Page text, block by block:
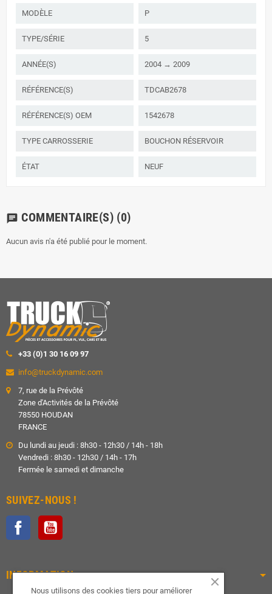
MODÈLE P
TYPE/SÉRIE 5
ANNÉE(S) 2004 → 2009
RÉFÉRENCE(S) TDCAB2678
RÉFÉRENCE(S) OEM 1542678
TYPE CARROSSERIE BOUCHON RÉSERVOIR
ÉTAT NEUF
chat COMMENTAIRE(S) (0)
Aucun avis n'a été publié pour le moment.
+33 (0)1 30 16 09 97
info@truckdynamic.com
7, rue de la Prévôté
Zone d'Activités de la Prévôté
78550 HOUDAN
FRANCE
Du lundi au jeudi : 8h30 - 12h30 / 14h - 18h
Vendredi : 8h30 - 12h30 / 14h - 17h
Fermée le samedi et dimanche
SUIVEZ-NOUS !
Facebook
INFORMATION
Nous utilisons des cookies tiers pour améliorer